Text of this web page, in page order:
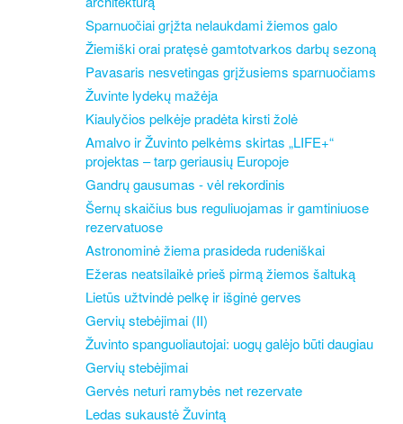
Sparnuočiai grįžta nelaukdami žiemos galo
Žiemiški orai pratęsė gamtotvarkos darbų sezoną
Pavasaris nesvetingas grįžusiems sparnuočiams
Žuvinte lydekų mažėja
Kiaulyčios pelkėje pradėta kirsti žolė
Amalvo ir Žuvinto pelkėms skirtas „LIFE+“
projektas – tarp geriausių Europoje
Gandrų gausumas - vėl rekordinis
Šernų skaičius bus reguliuojamas ir gamtiniuose
rezervatuose
Astronominė žiema prasideda rudeniškai
Ežeras neatsilaikė prieš pirmą žiemos šaltuką
Lietūs užtvindė pelkę ir išginė gerves
Gervių stebėjimai (II)
Žuvinto spanguoliautojai: uogų galėjo būti daugiau
Gervių stebėjimai
Gervės neturi ramybės net rezervate
Ledas sukaustė Žuvintą